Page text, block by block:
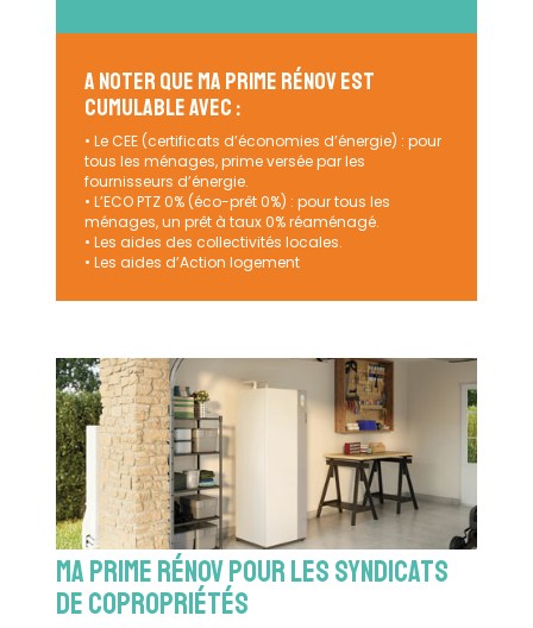
A NOTER QUE MA PRIME RÉNOV EST
CUMULABLE AVEC :
• Le CEE (certificats d’économies d’énergie) : pour
tous les ménages, prime versée par les
fournisseurs d’énergie.
• L’ECO PTZ 0% (éco-prêt 0%) : pour tous les
ménages, un prêt à taux 0% réaménagé.
• Les aides des collectivités locales.
• Les aides d’Action logement
MA PRIME RÉNOV POUR LES SYNDICATS
DE COPROPRIÉTÉS